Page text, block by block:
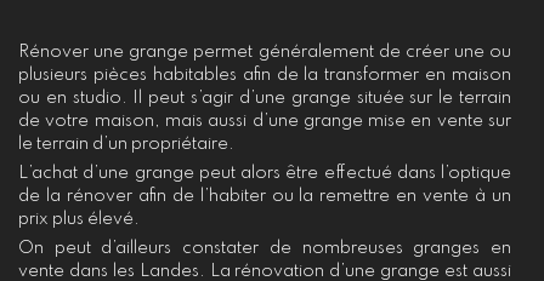
Rénover une grange permet généralement de créer une ou
plusieurs pièces habitables afin de la transformer en maison
ou en studio. Il peut s’agir d’une grange située sur le terrain
de votre maison, mais aussi d’une grange mise en vente sur
le terrain d’un propriétaire.
L’achat d’une grange peut alors être effectué dans l’optique
de la rénover afin de l’habiter ou la remettre en vente à un
prix plus élevé.
On peut d’ailleurs constater de nombreuses granges en
vente dans les Landes. La rénovation d’une grange est aussi